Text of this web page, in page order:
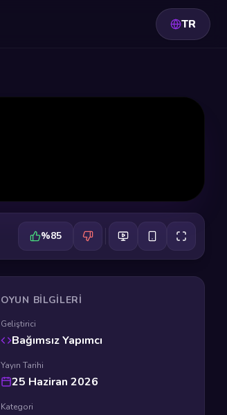
TR
%85
OYUN BILGILERI
Geliştirici
Bağımsız Yapımcı
Yayın Tarihi
25 Haziran 2026
Kategori